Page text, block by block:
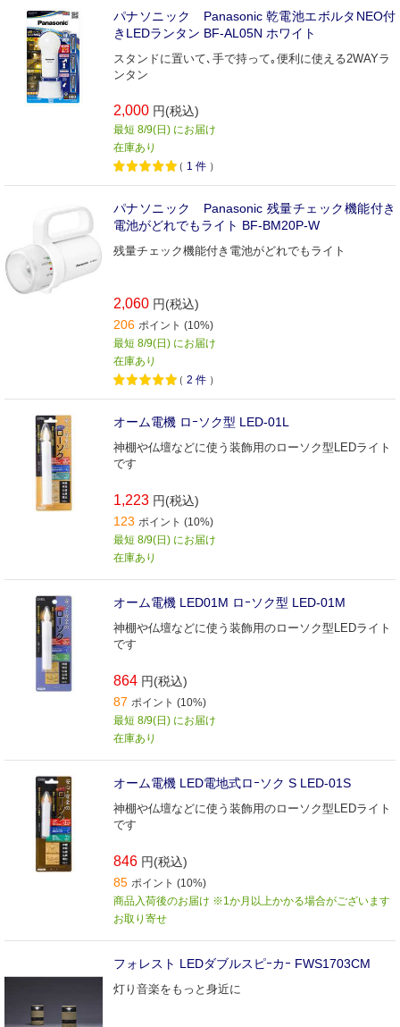
パナソニック Panasonic 乾電池エボルタNEO付
きLEDランタン BF-AL05N ホワイト
スタンドに置いて､手で持って｡便利に使える2WAYラ
ンタン
2,000 円(税込)
最短 8/9(日) にお届け
在庫あり
（ 1 件 ）
パナソニック Panasonic 残量チェック機能付き
電池がどれでもライト BF-BM20P-W
残量チェック機能付き電池がどれでもライト
2,060 円(税込)
206 ポイント (10%)
最短 8/9(日) にお届け
在庫あり
（ 2 件 ）
オーム電機 ロｰソク型 LED-01L
神棚や仏壇などに使う装飾用のローソク型LEDライト
です
1,223 円(税込)
123 ポイント (10%)
最短 8/9(日) にお届け
在庫あり
オーム電機 LED01M ロｰソク型 LED-01M
神棚や仏壇などに使う装飾用のローソク型LEDライト
です
864 円(税込)
87 ポイント (10%)
最短 8/9(日) にお届け
在庫あり
オーム電機 LED電地式ロｰソク S LED-01S
神棚や仏壇などに使う装飾用のローソク型LEDライト
です
846 円(税込)
85 ポイント (10%)
商品入荷後のお届け ※1か月以上かかる場合がございます
お取り寄せ
フォレスト LEDダブルスピｰカｰ FWS1703CM
灯り音楽をもっと身近に